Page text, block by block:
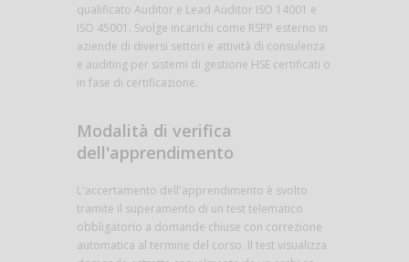
qualificato Auditor e Lead Auditor ISO 14001 e
ISO 45001. Svolge incarichi come RSPP esterno in
aziende di diversi settori e attività di consulenza
e auditing per sistemi di gestione HSE certificati o
in fase di certificazione.
Modalità di verifica
dell'apprendimento
L'accertamento dell'apprendimento è svolto
tramite il superamento di un test telematico
obbligatorio a domande chiuse con correzione
automatica al termine del corso. Il test visualizza